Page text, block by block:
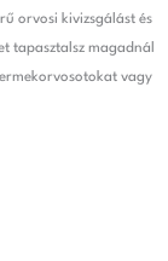
orvosi kivizsgálást és
tapasztalsz magadnál
vagy